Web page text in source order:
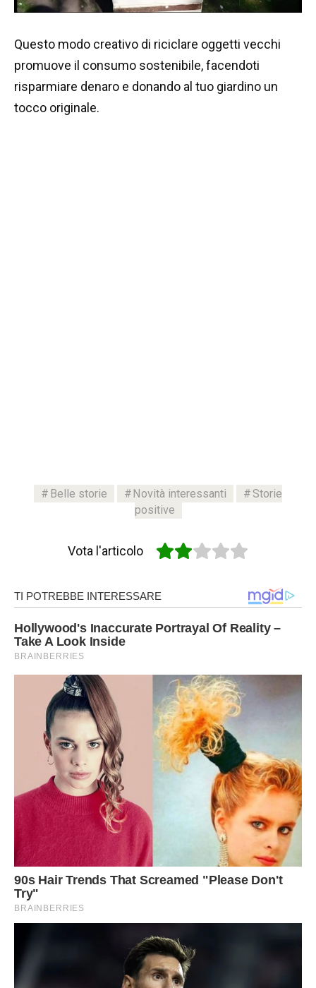
Questo modo creativo di riciclare oggetti vecchi
promuove il consumo sostenibile, facendoti
risparmiare denaro e donando al tuo giardino un
tocco originale.
Belle storie Novità interessanti
Storie
positive
Vota l'articolo